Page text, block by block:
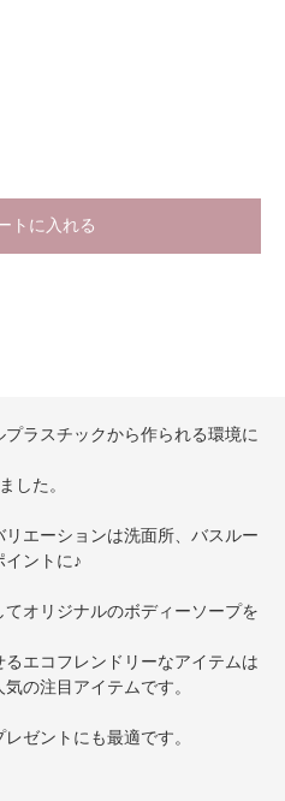
トに入れる
ラスチックから作られる環境に
した。
エーションは洗面所、バスルー
イントに♪
オリジナルのボディーソープを
エコフレンドリーなアイテムは
の注目アイテムです。
ゼントにも最適です。